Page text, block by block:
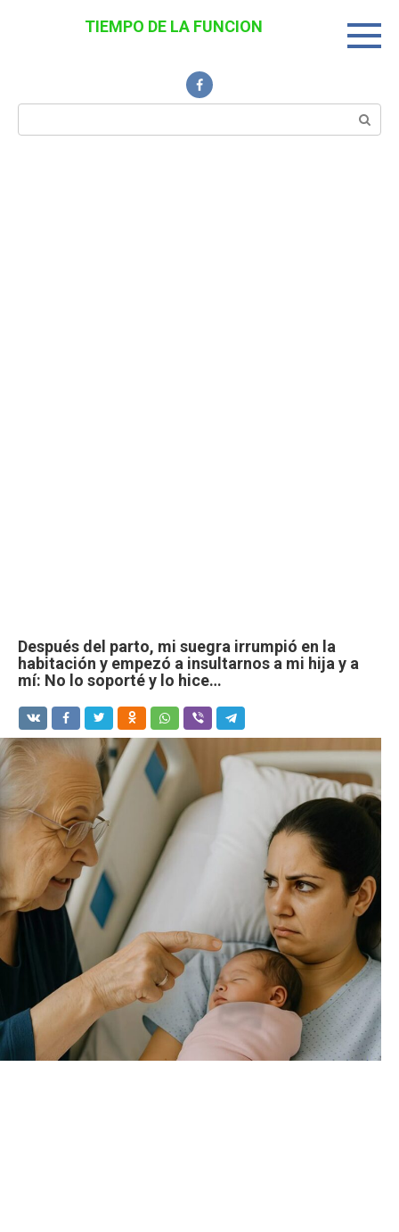
TIEMPO DE LA FUNCION
Поиск:
Después del parto, mi suegra irrumpió en la
habitación y empezó a insultarnos a mi hija y a
mí: No lo soporté y lo hice…